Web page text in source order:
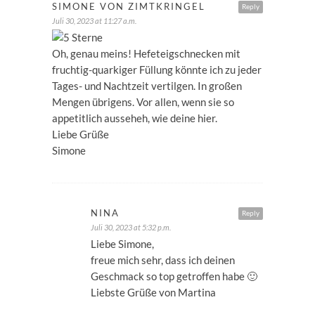
Reply
SIMONE VON ZIMTKRINGEL
Juli 30, 2023 at 11:27 a.m.
Oh, genau meins! Hefeteigschnecken mit
fruchtig-quarkiger Füllung könnte ich zu jeder
Tages- und Nachtzeit vertilgen. In großen
Mengen übrigens. Vor allen, wenn sie so
appetitlich ausseheh, wie deine hier.
Liebe Grüße
Simone
Reply
NINA
Juli 30, 2023 at 5:32 p.m.
Liebe Simone,
freue mich sehr, dass ich deinen
Geschmack so top getroffen habe 🙂
Liebste Grüße von Martina